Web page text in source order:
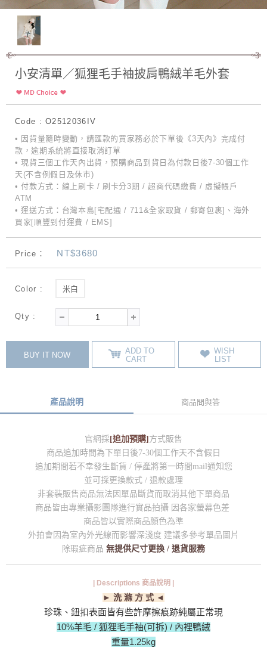
小安清單／狐狸毛手袖披肩鴨絨羊毛外套
Code : O2512036IV
• 因貨量隨時變動，請匯款的買家務必於下單後《3天內》完成付
款，逾期系統將直接取消訂單
• 現貨三個工作天內出貨，預購商品到貨日為付款日後7-30個工作
天(不含例假日及休市)
• 付款方式：線上刷卡 / 刷卡分3期 / 超商代碼繳費 / 虛擬帳戶
ATM
• 運送方式：台灣本島[宅配通 / 711&全家取貨 / 郵寄包裹]、海外
買家[順豐到付運費 / EMS]
Price： NT$3680
Color : 米白
Qty :
BUY IT NOW
ADD TO
CART
WISH
LIST
產品說明 商品問與答
官網採 [追加預購] 方式販售
商品追加時間為下單日後7-30個工作天不含假日
追加期間若不幸發生斷貨 / 停產將第一時間mail通知您
並可採更換款式 / 退款處理
非套裝販售商品無法因單品斷貨而取消其他下單商品
商品皆由專業攝影團隊進行實品拍攝 因各家螢幕色差
商品皆以實際商品顏色為準
外拍會因為室內外光線而影響深淺度 建議多參考單品圖片
除瑕疵商品 無提供尺寸更換 / 退貨服務
| Descriptions 商品說明 |
► 洗 滌 方 式 ◄
珍珠、鈕扣表面皆有些許摩擦痕跡純屬正常現
10%羊毛 / 狐狸毛手袖(可拆) / 內裡鴨絨
重量1.25kg